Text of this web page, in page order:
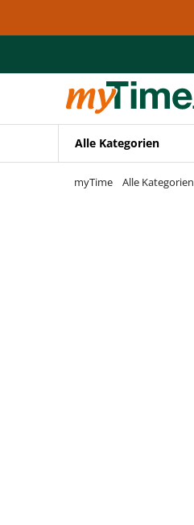
Zur Navigation springen
Alle Kategorien
myTime Alle Kategorien